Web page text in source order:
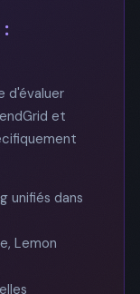
d'évaluer
et
unifiés dans
Lemon